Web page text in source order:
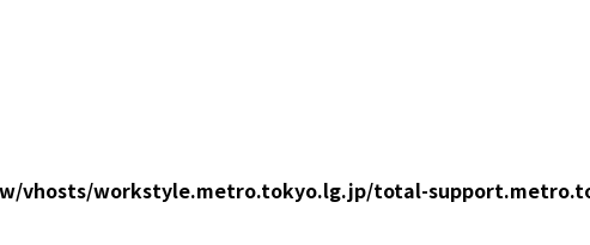
vhosts/workstyle.metro.tokyo.lg.jp/total-